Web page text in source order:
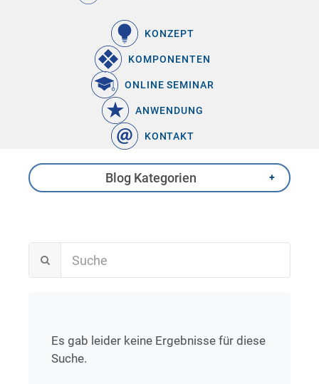
KONZEPT
KOMPONENTEN
ONLINE SEMINAR
ANWENDUNG
KONTAKT
Blog Kategorien
Es gab leider keine Ergebnisse für diese
Suche.